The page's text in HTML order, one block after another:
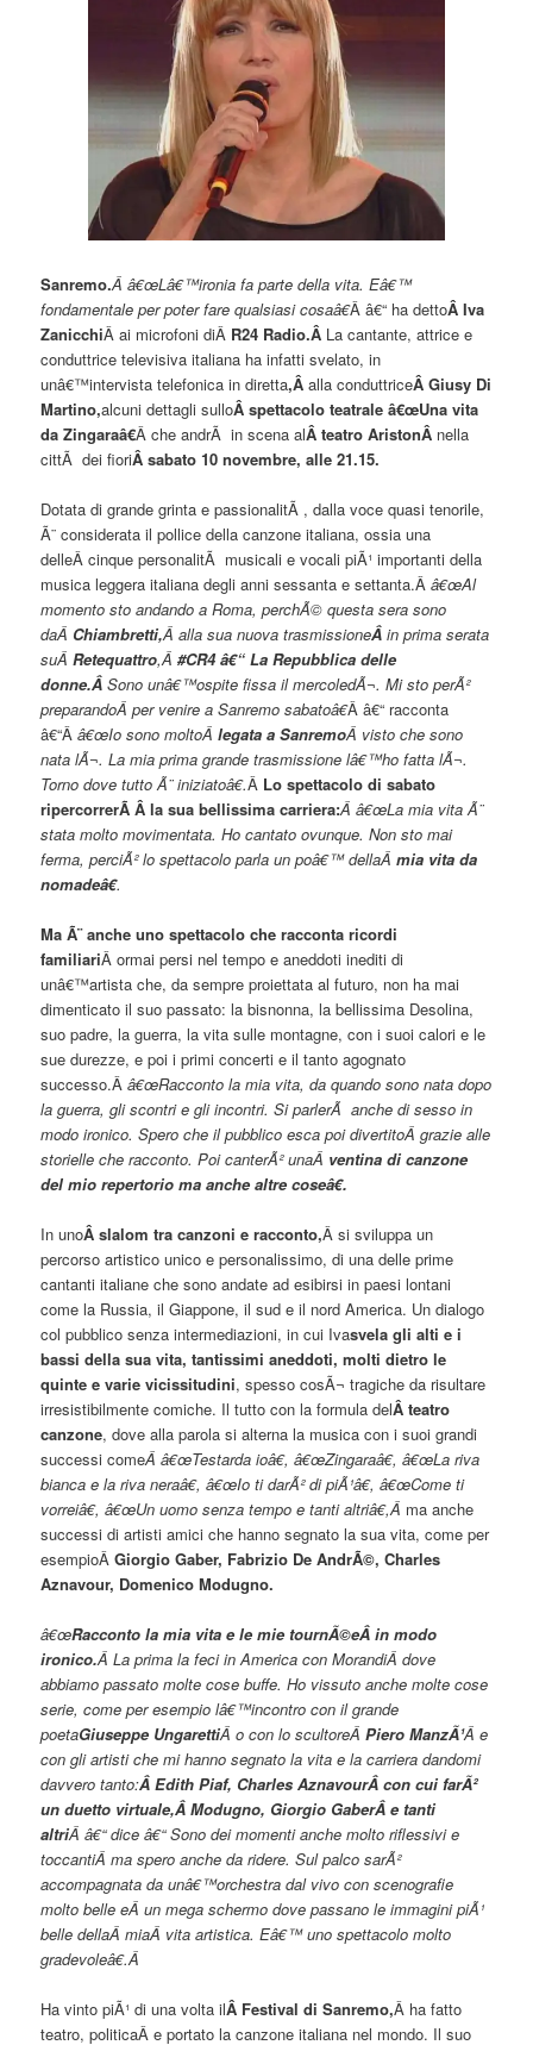
Sanremo.Â â€œLâ€™ironia fa parte della vita. Eâ€™
fondamentale per poter fare qualsiasi cosaâ€Â â€“ ha dettoÂ Iva
ZanicchiÂ ai microfoni diÂ R24 Radio.Â La cantante, attrice e
conduttrice televisiva italiana ha infatti svelato, in
unâ€™intervista telefonica in diretta,Âalla conduttriceÂGiusy Di
Martino,alcuni dettagli sulloÂ spettacolo teatrale â€œUna vita
da Zingaraâ€Â che andrÃ in scena alÂ teatro AristonÂ nella
cittÃ dei fioriÂ sabato 10 novembre, alle 21.15.
Dotata di grande grinta e passionalitÃ , dalla voce quasi tenorile,
Ã¨ considerata il pollice della canzone italiana, ossia una
delleÂ cinque personalitÃ musicali e vocali piÃ¹ importanti della
musica leggera italiana degli anni sessanta e settanta.Ââ€œAl
momento sto andando a Roma, perchÃ© questa sera sono
daÂ Chiambretti,Â alla sua nuova trasmissioneÂin prima serata
suÂRetequattro,Â#CR4 â€“ La Repubblica delle
donne.ÂSono unâ€™ospite fissa il mercoledÃ¬. Mi sto perÃ²
preparandoÂ per venire a Sanremo sabatoâ€Â â€“ racconta
â€“Ââ€œIo sono moltoÂlegata a SanremoÂ visto che sono
nata lÃ¬. La mia prima grande trasmissione lâ€™ho fatta lÃ¬.
Torno dove tutto Ã¨ iniziatoâ€.Â Lo spettacolo di sabato
ripercorrerÃ Â la sua bellissima carriera:Â â€œLa mia vita Ã¨
stata molto movimentata. Ho cantato ovunque. Non sto mai
ferma, perciÃ² lo spettacolo parla un poâ€™ dellaÂmia vita da
nomadeâ€.
Ma Ã¨ anche uno spettacolo che racconta ricordi
familiariÂ ormai persi nel tempo e aneddoti inediti di
unâ€™artista che, da sempre proiettata al futuro, non ha mai
dimenticato il suo passato: la bisnonna, la bellissima Desolina,
suo padre, la guerra, la vita sulle montagne, con i suoi calori e le
sue durezze, e poi i primi concerti e il tanto agognato
successo.Ââ€œRacconto la mia vita, da quando sono nata dopo
la guerra, gli scontri e gli incontri. Si parlerÃ anche di sesso in
modo ironico. Spero che il pubblico esca poi divertitoÂ grazie alle
storielle che racconto. Poi canterÃ² unaÂ ventina di canzone
del mio repertorio ma anche altre coseâ€.
In unoÂ slalom tra canzoni e racconto,Â si sviluppa un
percorso artistico unico e personalissimo, di una delle prime
cantanti italiane che sono andate ad esibirsi in paesi lontani
come la Russia, il Giappone, il sud e il nord America. Un dialogo
col pubblico senza intermediazioni, in cui Ivasvela gli alti e i
bassi della sua vita, tantissimi aneddoti, molti dietro le
quinte e varie vicissitudini, spesso cosÃ¬ tragiche da risultare
irresistibilmente comiche. Il tutto con la formula delÂ teatro
canzone, dove alla parola si alterna la musica con i suoi grandi
successi comeÂ â€œTestarda ioâ€, â€œZingaraâ€, â€œLa riva
bianca e la riva neraâ€, â€œIo ti darÃ² di piÃ¹â€, â€œCome ti
vorreiâ€, â€œUn uomo senza tempo e tanti altriâ€,Â ma anche
successi di artisti amici che hanno segnato la sua vita, come per
esempioÂGiorgio Gaber, Fabrizio De AndrÃ©, Charles
Aznavour, Domenico Modugno.
â€œRacconto la mia vita e le mie tournÃ©eÂ in modo
ironico.Â La prima la feci in America con MorandiÂ dove
abbiamo passato molte cose buffe. Ho vissuto anche molte cose
serie, come per esempio lâ€™incontro con il grande
poetaGiuseppe UngarettiÂ o con lo scultoreÂPiero ManzÃ¹Â e
con gli artisti che mi hanno segnato la vita e la carriera dandomi
davvero tanto:ÂEdith Piaf, Charles AznavourÂ con cui farÃ²
un duetto virtuale,ÂModugno, Giorgio GaberÂ e tanti
altriÂ â€“ dice â€“ Sono dei momenti anche molto riflessivi e
toccantiÂ ma spero anche da ridere. Sul palco sarÃ²
accompagnata da unâ€™orchestra dal vivo con scenografie
molto belle eÂ un mega schermo dove passano le immagini piÃ¹
belle dellaÂ miaÂ vita artistica. Eâ€™ uno spettacolo molto
gradevoleâ€.Â
Ha vinto piÃ¹ di una volta ilÂ Festival di Sanremo,Â ha fatto
teatro, politicaÂ e portato la canzone italiana nel mondo. Il suo